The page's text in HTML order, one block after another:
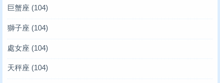
巨蟹座 (104)
獅子座 (104)
處女座 (104)
天秤座 (104)